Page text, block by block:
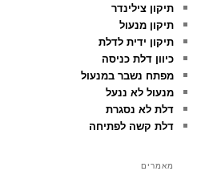
תיקון צילינדר
תיקון מנעול
תיקון ידית לדלת
כיוון דלת כניסה
מפתח נשבר במנעול
מנעול לא ננעל
דלת לא נסגרת
דלת קשה לפתיחה
מאמרים